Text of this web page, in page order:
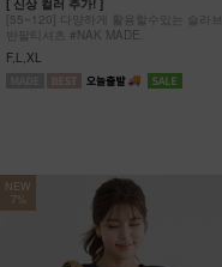
[ 신상 컬러 추가! ]
[55~120] 다양하게 활용할수있는 슬라브
반팔티셔츠 #NAK MADE.
F,L,XL
NEW
7%